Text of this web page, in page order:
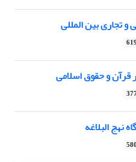
تجاری بین المللی
قرآن و حقوق اسلامی
نهج البلاغه